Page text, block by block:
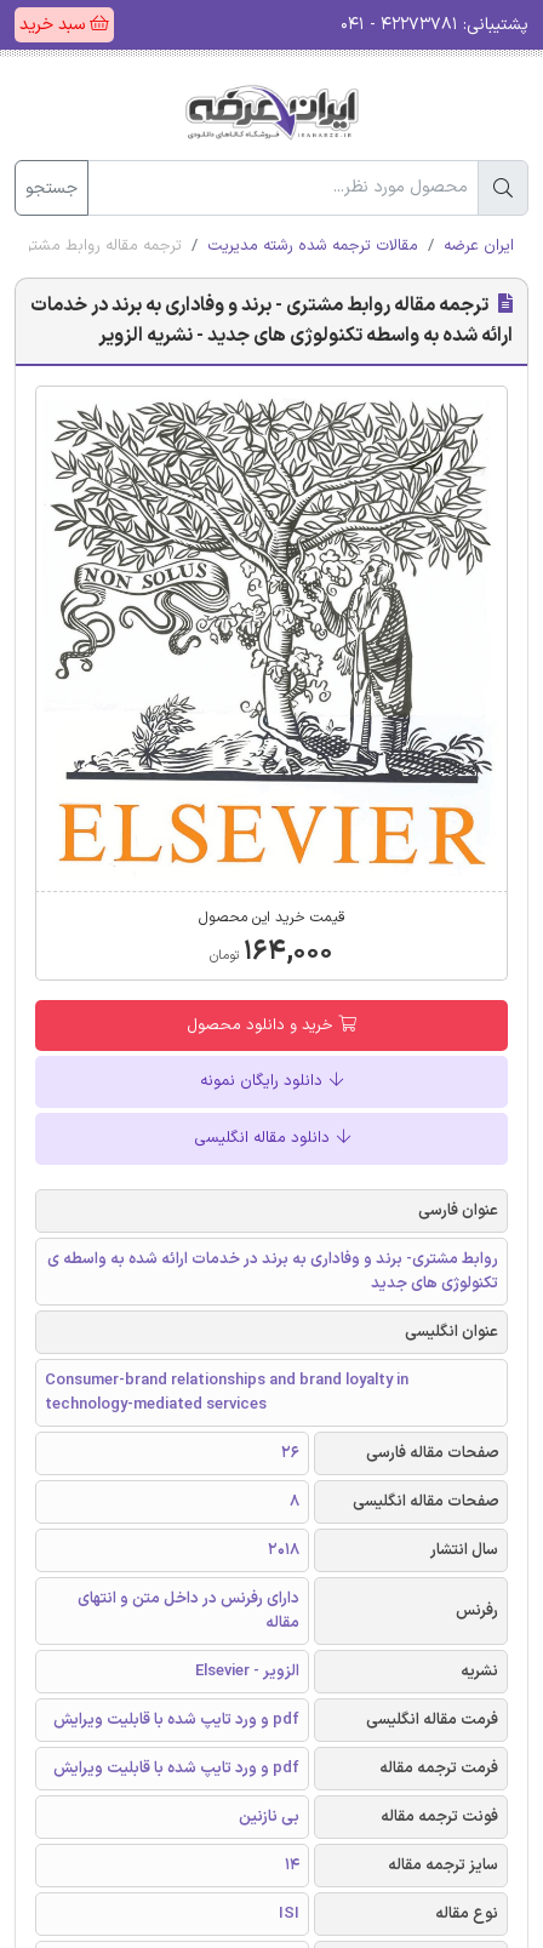
پشتیبانی: سبد خرید
جستجو
ایران عرضه مقالات ترجمه شده رشته مدیریت ترجمه مقاله روابط مشتری -
ترجمه مقاله روابط مشتری - برند و وفاداری به برند در خدمات
ارائه شده به واسطه تکنولوژی های جدید - نشریه الزویر
قیمت خرید این محصول
۱۶۴,۰۰۰ تومان
خرید و دانلود محصول
دانلود رایگان نمونه
دانلود مقاله انگلیسی
عنوان فارسی
روابط مشتری- برند و وفاداری به برند در خدمات ارائه شده به واسطه ی
تکنولوژی های جدید
عنوان انگلیسی
Consumer-brand relationships and brand loyalty in
technology-mediated services
صفحات مقاله فارسی
26
صفحات مقاله انگلیسی
8
سال انتشار
2018
رفرنس
دارای رفرنس در داخل متن و انتهای
مقاله
نشریه
الزویر - Elsevier
فرمت مقاله انگلیسی
pdf و ورد تایپ شده با قابلیت ویرایش
فرمت ترجمه مقاله
pdf و ورد تایپ شده با قابلیت ویرایش
فونت ترجمه مقاله
بی نازنین
سایز ترجمه مقاله
14
نوع مقاله
ISI